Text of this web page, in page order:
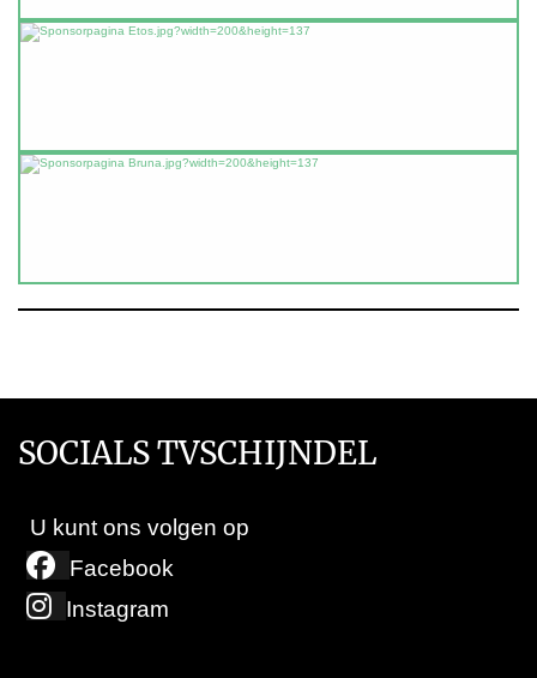
SOCIALS TVSCHIJNDEL
U kunt ons volgen op
Facebook
Instagram